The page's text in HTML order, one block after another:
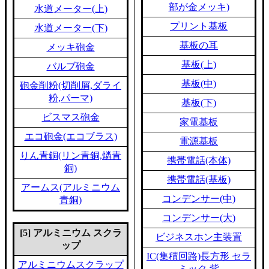
水道メーター(上)
水道メーター(下)
メッキ砲金
バルブ砲金
砲金削粉(切削屑,ダライ
粉,パーマ)
ビスマス砲金
エコ砲金(エコブラス)
りん青銅(リン青銅,燐青
銅)
アームス(アルミニウム
青銅)
[5] アルミニウム スクラ
ップ
アルミニウムスクラップ
部が金メッキ)
プリント基板
基板の耳
基板(上)
基板(中)
基板(下)
家電基板
電源基板
携帯電話(本体)
携帯電話(基板)
コンデンサー(中)
コンデンサー(大)
ビジネスホン主装置
IC(集積回路)長方形 セラ